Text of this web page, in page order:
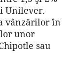
Unilever.
vânzărilor în
unor
sau